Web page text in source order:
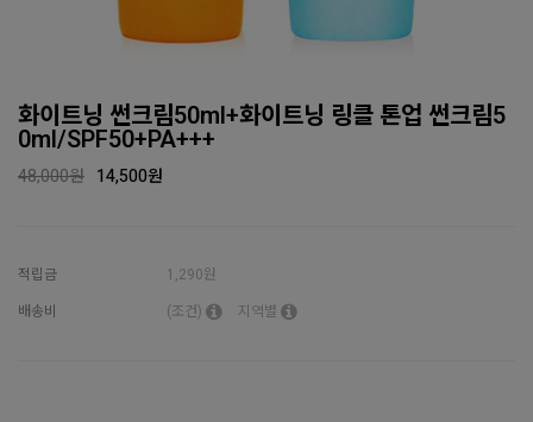
화이트닝 썬크림50ml+화이트닝 링클 톤업 썬크림5
0ml/SPF50+PA+++
48,000원 14,500원
적립금
1,290원
배송비
(조건) 지역별